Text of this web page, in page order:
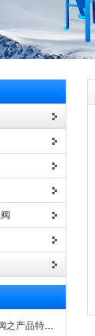
Q22HD流体气控截止阀之产品特性及应用